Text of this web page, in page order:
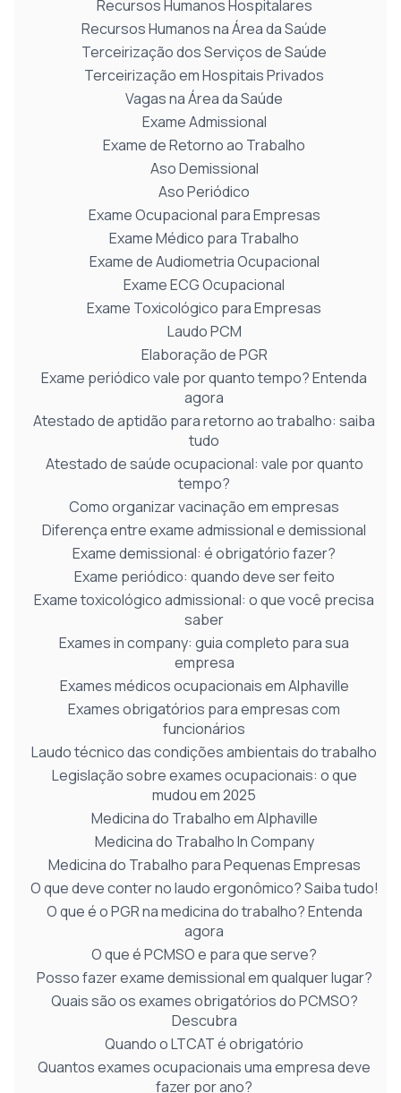
Recursos Humanos Hospitalares
Recursos Humanos na Área da Saúde
Terceirização dos Serviços de Saúde
Terceirização em Hospitais Privados
Vagas na Área da Saúde
Exame Admissional
Exame de Retorno ao Trabalho
Aso Demissional
Aso Periódico
Exame Ocupacional para Empresas
Exame Médico para Trabalho
Exame de Audiometria Ocupacional
Exame ECG Ocupacional
Exame Toxicológico para Empresas
Laudo PCM
Elaboração de PGR
Exame periódico vale por quanto tempo? Entenda
agora
Atestado de aptidão para retorno ao trabalho: saiba
tudo
Atestado de saúde ocupacional: vale por quanto
tempo?
Como organizar vacinação em empresas
Diferença entre exame admissional e demissional
Exame demissional: é obrigatório fazer?
Exame periódico: quando deve ser feito
Exame toxicológico admissional: o que você precisa
saber
Exames in company: guia completo para sua
empresa
Exames médicos ocupacionais em Alphaville
Exames obrigatórios para empresas com
funcionários
Laudo técnico das condições ambientais do trabalho
Legislação sobre exames ocupacionais: o que
mudou em 2025
Medicina do Trabalho em Alphaville
Medicina do Trabalho In Company
Medicina do Trabalho para Pequenas Empresas
O que deve conter no laudo ergonômico? Saiba tudo!
O que é o PGR na medicina do trabalho? Entenda
agora
O que é PCMSO e para que serve?
Posso fazer exame demissional em qualquer lugar?
Quais são os exames obrigatórios do PCMSO?
Descubra
Quando o LTCAT é obrigatório
Quantos exames ocupacionais uma empresa deve
fazer por ano?